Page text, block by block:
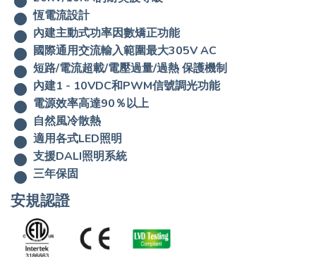
恆電流設計
內建主動式功率因數矯正功能
國際通用交流輸入範圍最大305V AC
短路/電流超載/電壓過量/過熱 保護機制
內建1 - 10VDC和PWM信號調光功能
電源效率高達90％以上
自然風冷散熱
適用各式LED照明
支援DALI照明系統
三年保固
安規認證